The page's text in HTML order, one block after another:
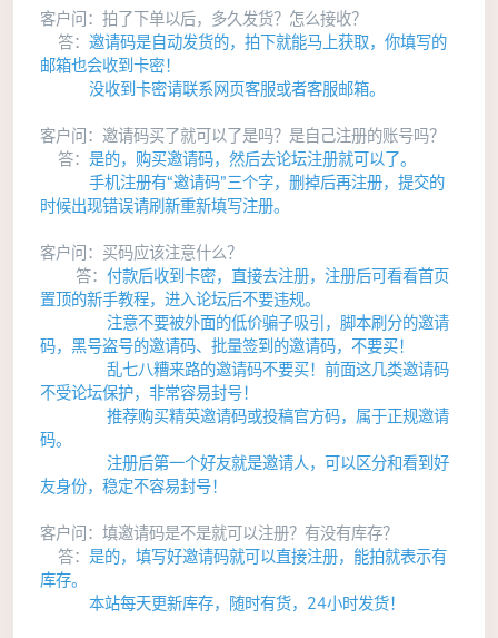
客户问：拍了下单以后，多久发货？怎么接收？
答： 邀请码是自动发货的，拍下就能马上获取，你填写的
邮箱也会收到卡密！
没收到卡密请联系网页客服或者客服邮箱。
客户问：邀请码买了就可以了是吗？是自己注册的账号吗？
答： 是的，购买邀请码，然后去论坛注册就可以了。
手机注册有“邀请码”三个字，删掉后再注册，提交的
时候出现错误请刷新重新填写注册。
客户问：买码应该注意什么？
答： 付款后收到卡密，直接去注册，注册后可看看首页
置顶的新手教程，进入论坛后不要违规。
注意不要被外面的低价骗子吸引，脚本刷分的邀请
码，黑号盗号的邀请码、批量签到的邀请码，不要买！
乱七八糟来路的邀请码不要买！前面这几类邀请码
不受论坛保护，非常容易封号！
推荐购买精英邀请码或投稿官方码，属于正规邀请
码。
注册后第一个好友就是邀请人，可以区分和看到好
友身份，稳定不容易封号！
客户问：填邀请码是不是就可以注册？有没有库存？
答： 是的，填写好邀请码就可以直接注册，能拍就表示有
库存。
本站每天更新库存，随时有货，24小时发货！